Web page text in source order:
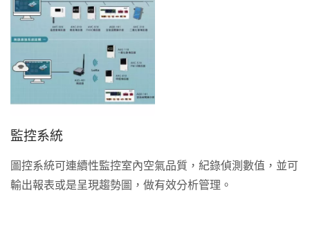
監控系統
圖控系統可連續性監控室內空氣品質，紀錄偵測數值，並可
輸出報表或是呈現趨勢圖，做有效分析管理。